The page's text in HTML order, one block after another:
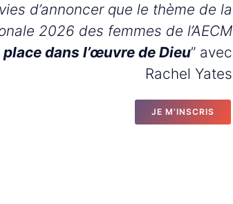
d’annoncer que le thème de la
2026 des femmes de l’AECM
place dans l’œuvre de Dieu” avec
Rachel Yates
JE M’INSCRIS